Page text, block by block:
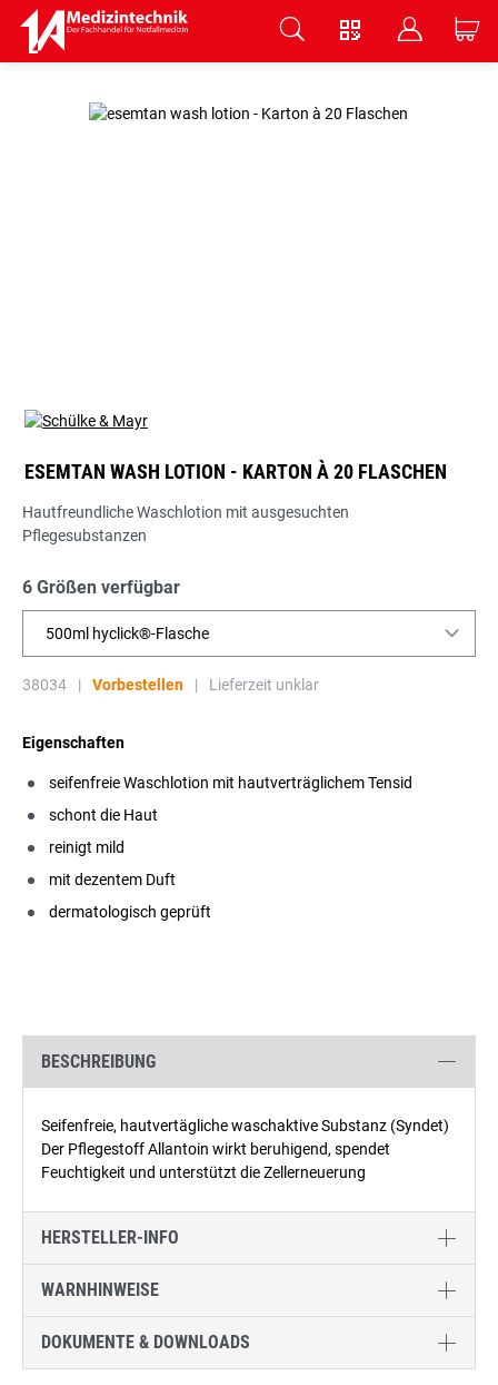
V B C
ESEMTAN WASH LOTION - KARTON À 20 FLASCHEN
Hautfreundliche Waschlotion mit ausgesuchten
Pflegesubstanzen
6 Größen verfügbar
500ml hyclick®-Flasche
38034 | Vorbestellen | Lieferzeit unklar
Eigenschaften
seifenfreie Waschlotion mit hautverträglichem Tensid
schont die Haut
reinigt mild
mit dezentem Duft
dermatologisch geprüft
BESCHREIBUNG
Seifenfreie, hautvertägliche waschaktive Substanz (Syndet)
Der Pflegestoff Allantoin wirkt beruhigend, spendet
Feuchtigkeit und unterstützt die Zellerneuerung
HERSTELLER-INFO
WARNHINWEISE
DOKUMENTE & DOWNLOADS